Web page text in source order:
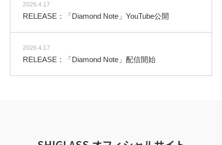
2026.4.17
RELEASE：「Diamond Note」YouTube公開
2026.4.17
RELEASE：「Diamond Note」配信開始